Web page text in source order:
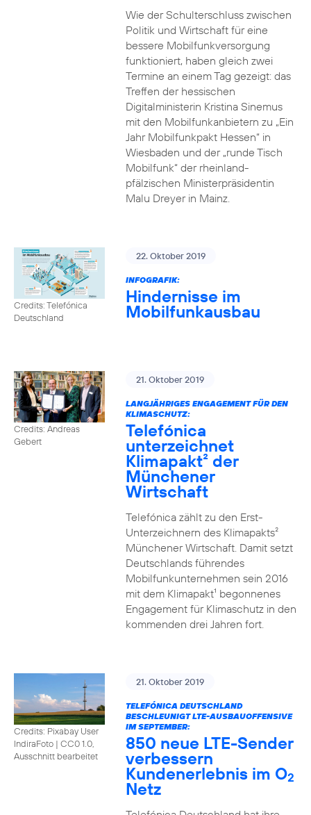
Wie der Schulterschluss zwischen
Politik und Wirtschaft für eine
bessere Mobilfunkversorgung
funktioniert, haben gleich zwei
Termine an einem Tag gezeigt: das
Treffen der hessischen
Digitalministerin Kristina Sinemus
mit den Mobilfunkanbietern zu „Ein
Jahr Mobilfunkpakt Hessen“ in
Wiesbaden und der „runde Tisch
Mobilfunk“ der rheinland-
pfälzischen Ministerpräsidentin
Malu Dreyer in Mainz.
Credits: Telefónica
Deutschland
22. Oktober 2019
INFOGRAFIK:
Hindernisse im
Mobilfunkausbau
Credits: Andreas
Gebert
21. Oktober 2019
LANGJÄHRIGES ENGAGEMENT FÜR DEN
KLIMASCHUTZ:
Telefónica
unterzeichnet
Klimapakt² der
Münchener
Wirtschaft
Telefónica zählt zu den Erst-
Unterzeichnern des Klimapakts²
Münchener Wirtschaft. Damit setzt
Deutschlands führendes
Mobilfunkunternehmen sein 2016
mit dem Klimapakt¹ begonnenes
Engagement für Klimaschutz in den
kommenden drei Jahren fort.
Credits: Pixabay User
IndiraFoto | CC0 1.0,
Ausschnitt bearbeitet
21. Oktober 2019
TELEFÓNICA DEUTSCHLAND
BESCHLEUNIGT LTE-AUSBAUOFFENSIVE
IM SEPTEMBER:
850 neue LTE-Sender
verbessern
Kundenerlebnis im O2
Netz